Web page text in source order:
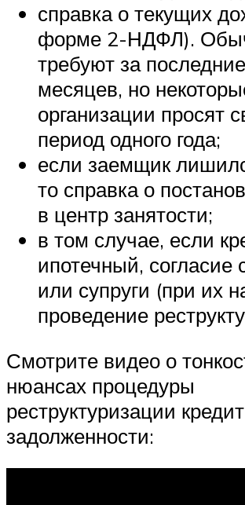
справка о текущих
форме 2-НДФЛ).
требуют за
месяцев, но
организации просят
период одного года;
если заемщик
то справка о
в центр занятости;
в том случае, если
ипотечный, согласие
или супруги (при их
проведение
Смотрите видео о
нюансах процедуры
реструктуризации
задолженности: